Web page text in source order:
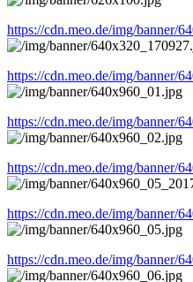
https://cdn.meo.de/img/banner/
https://cdn.meo.de/img/banner/
https://cdn.meo.de/img/banner/
https://cdn.meo.de/img/banner/
https://cdn.meo.de/img/banner/
https://cdn.meo.de/img/banner/